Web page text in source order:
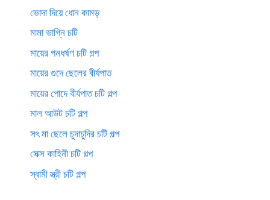
ভোদা দিয়ে ধোন কামড়
মামা ভাগ্নি চটি
মায়ের গনধর্ষণ চটি গল্প
মায়ের গুদে ছেলের বীর্যপাত
মায়ের পোদে বীর্যপাত চটি গল্প
মাল আউট চটি গল্প
সৎ মা ছেলে চুদাচুদির চটি গল্প
সেক্স কাহিনী চটি গল্প
স্বামী স্ত্রী চটি গল্প